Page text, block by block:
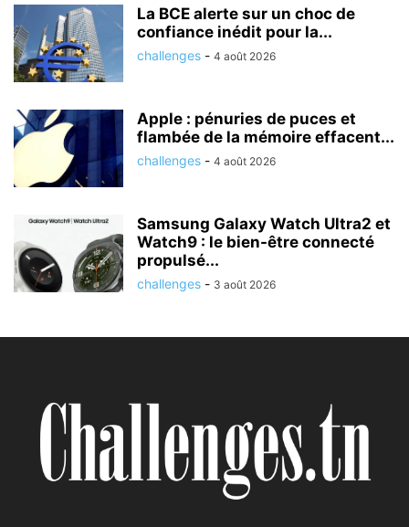
La BCE alerte sur un choc de
confiance inédit pour la...
challenges - 4 août 2026
Apple : pénuries de puces et
flambée de la mémoire effacent...
challenges - 4 août 2026
Samsung Galaxy Watch Ultra2 et
Watch9 : le bien-être connecté
propulsé...
challenges - 3 août 2026